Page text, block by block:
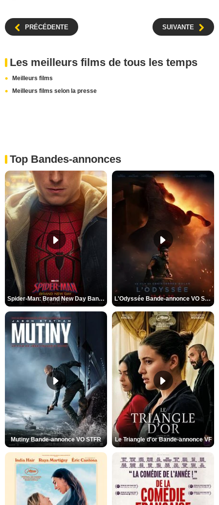
PRÉCÉDENTE SUIVANTE
Les meilleurs films de tous les temps
Meilleurs films
Meilleurs films selon la presse
Top Bandes-annonces
Spider-Man: Brand New Day Bande-annonce VO STFR L'Odyssée Bande-annonce VO STFR
Mutiny Bande-annonce VO STFR Le Triangle d'or Bande-annonce VF